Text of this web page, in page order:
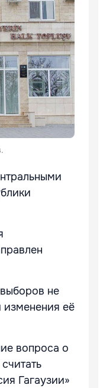
не
изменения её
вопроса о
Гагаузии»